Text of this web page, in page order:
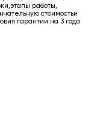
этапы работы,
стоимостьи
гарантии на 3 года